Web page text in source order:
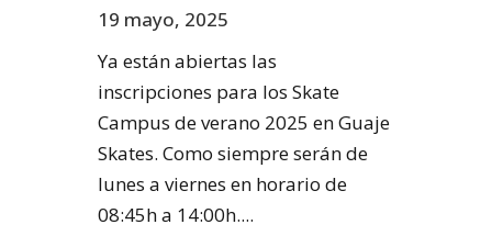
19 mayo, 2025
Ya están abiertas las
inscripciones para los Skate
Campus de verano 2025 en Guaje
Skates. Como siempre serán de
lunes a viernes en horario de
08:45h a 14:00h....